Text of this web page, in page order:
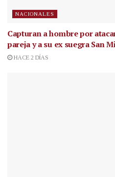
NACIONALES
Capturan a hombre por
pareja y a su ex suegra San
HACE 2 DÍAS